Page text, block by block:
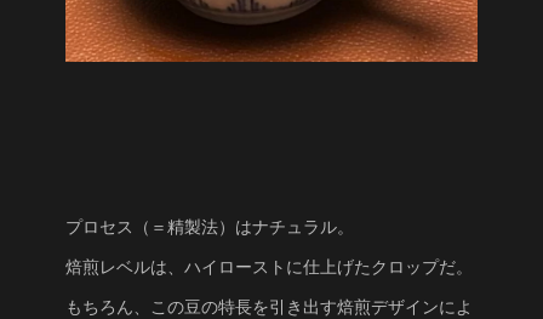
プロセス（＝精製法）はナチュラル。
焙煎レベルは、ハイローストに仕上げたクロップだ。
もちろん、この豆の特長を引き出す焙煎デザインによ